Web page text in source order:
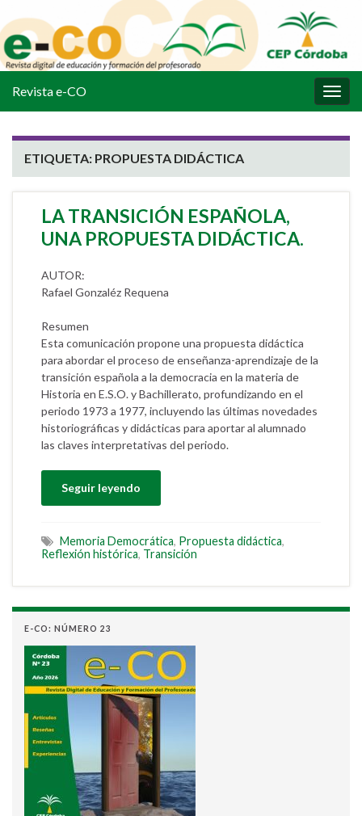
la
Revista e-CO
ETIQUETA: PROPUESTA DIDÁCTICA
LA TRANSICIÓN ESPAÑOLA,
UNA PROPUESTA DIDÁCTICA.
AUTOR:
Rafael Gonzaléz Requena
Resumen
Esta comunicación propone una propuesta didáctica
para abordar el proceso de enseñanza-aprendizaje de la
transición española a la democracia en la materia de
Historia en E.S.O. y Bachillerato, profundizando en el
periodo 1973 a 1977, incluyendo las últimas novedades
historiográficas y didácticas para aportar al alumnado
las claves interpretativas del periodo.
Seguir leyendo
Memoria Democrática, Propuesta didáctica,
Reflexión histórica, Transición
E-CO: NÚMERO 23